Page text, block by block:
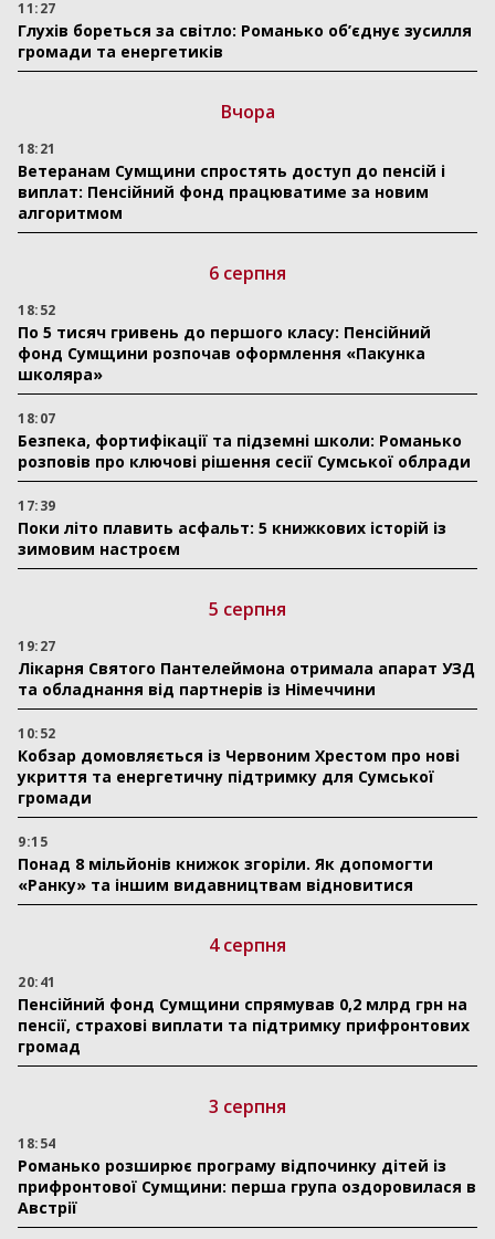
11:27
Глухів бореться за світло: Романько об’єднує зусилля
громади та енергетиків
Вчора
18:21
Ветеранам Сумщини спростять доступ до пенсій і
виплат: Пенсійний фонд працюватиме за новим
алгоритмом
6 серпня
18:52
По 5 тисяч гривень до першого класу: Пенсійний
фонд Сумщини розпочав оформлення «Пакунка
школяра»
18:07
Безпека, фортифікації та підземні школи: Романько
розповів про ключові рішення сесії Сумської облради
17:39
Поки літо плавить асфальт: 5 книжкових історій із
зимовим настроєм
5 серпня
19:27
Лікарня Святого Пантелеймона отримала апарат УЗД
та обладнання від партнерів із Німеччини
10:52
Кобзар домовляється із Червоним Хрестом про нові
укриття та енергетичну підтримку для Сумської
громади
9:15
Понад 8 мільйонів книжок згоріли. Як допомогти
«Ранку» та іншим видавництвам відновитися
4 серпня
20:41
Пенсійний фонд Сумщини спрямував 0,2 млрд грн на
пенсії, страхові виплати та підтримку прифронтових
громад
3 серпня
18:54
Романько розширює програму відпочинку дітей із
прифронтової Сумщини: перша група оздоровилася в
Австрії